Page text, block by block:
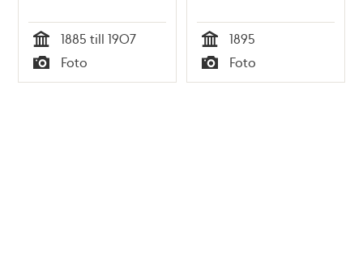
Tid
1885 till 1907
Typ
Foto Tid
1895
Typ
Foto